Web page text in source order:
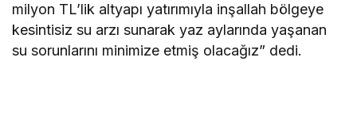
milyon TL’lik altyapı yatırımıyla inşallah bölgeye
kesintisiz su arzı sunarak yaz aylarında yaşanan
su sorunlarını minimize etmiş olacağız” dedi.